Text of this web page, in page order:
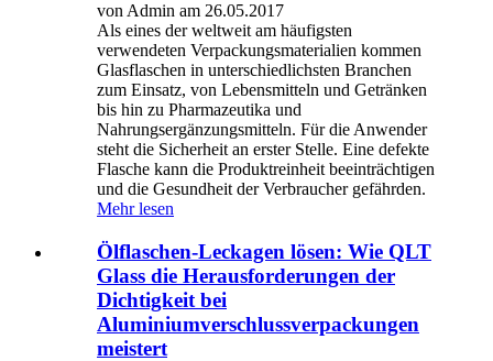
von Admin am 26.05.2017
Als eines der weltweit am häufigsten
verwendeten Verpackungsmaterialien kommen
Glasflaschen in unterschiedlichsten Branchen
zum Einsatz, von Lebensmitteln und Getränken
bis hin zu Pharmazeutika und
Nahrungsergänzungsmitteln. Für die Anwender
steht die Sicherheit an erster Stelle. Eine defekte
Flasche kann die Produktreinheit beeinträchtigen
und die Gesundheit der Verbraucher gefährden.
Mehr lesen
Ölflaschen-Leckagen lösen: Wie QLT
Glass die Herausforderungen der
Dichtigkeit bei
Aluminiumverschlussverpackungen
meistert